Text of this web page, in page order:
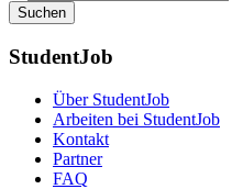
Suchen
StudentJob
Über StudentJob
Arbeiten bei StudentJob
Kontakt
Partner
FAQ